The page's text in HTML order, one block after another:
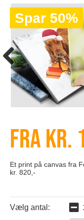
Spar 50%
Fra kr.
Et print på canvas fra
kr. 820,-
Vælg antal: